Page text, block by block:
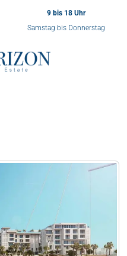
9 bis 18 Uhr
Samstag bis Donnerstag